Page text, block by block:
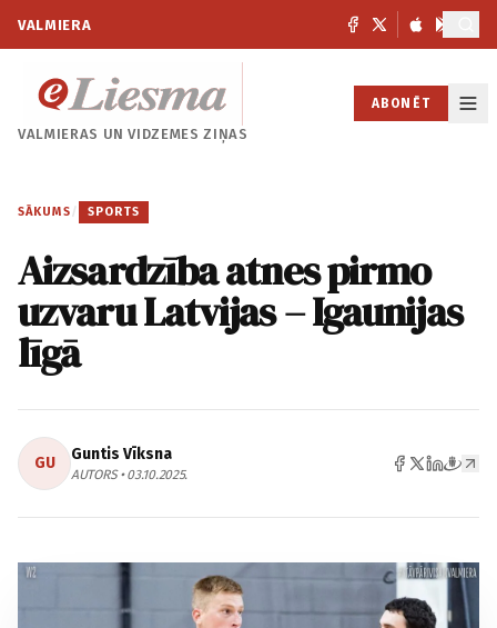
VALMIERA
VALMIERAS UNVIDZEMES ZIŅAS
ABONĒT
SĀKUMS / SPORTS
Aizsardzība atnes pirmo
uzvaru Latvijas – Igaunijas
līgā
GU Guntis Vīksna
AUTORS • 03.10.2025.